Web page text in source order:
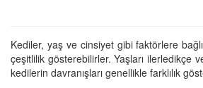
Kediler, yaş ve cinsiyet gibi faktörlere
çeşitlilik gösterebilirler. Yaşları ilerledikçe
kedilerin davranışları genellikle farklılık